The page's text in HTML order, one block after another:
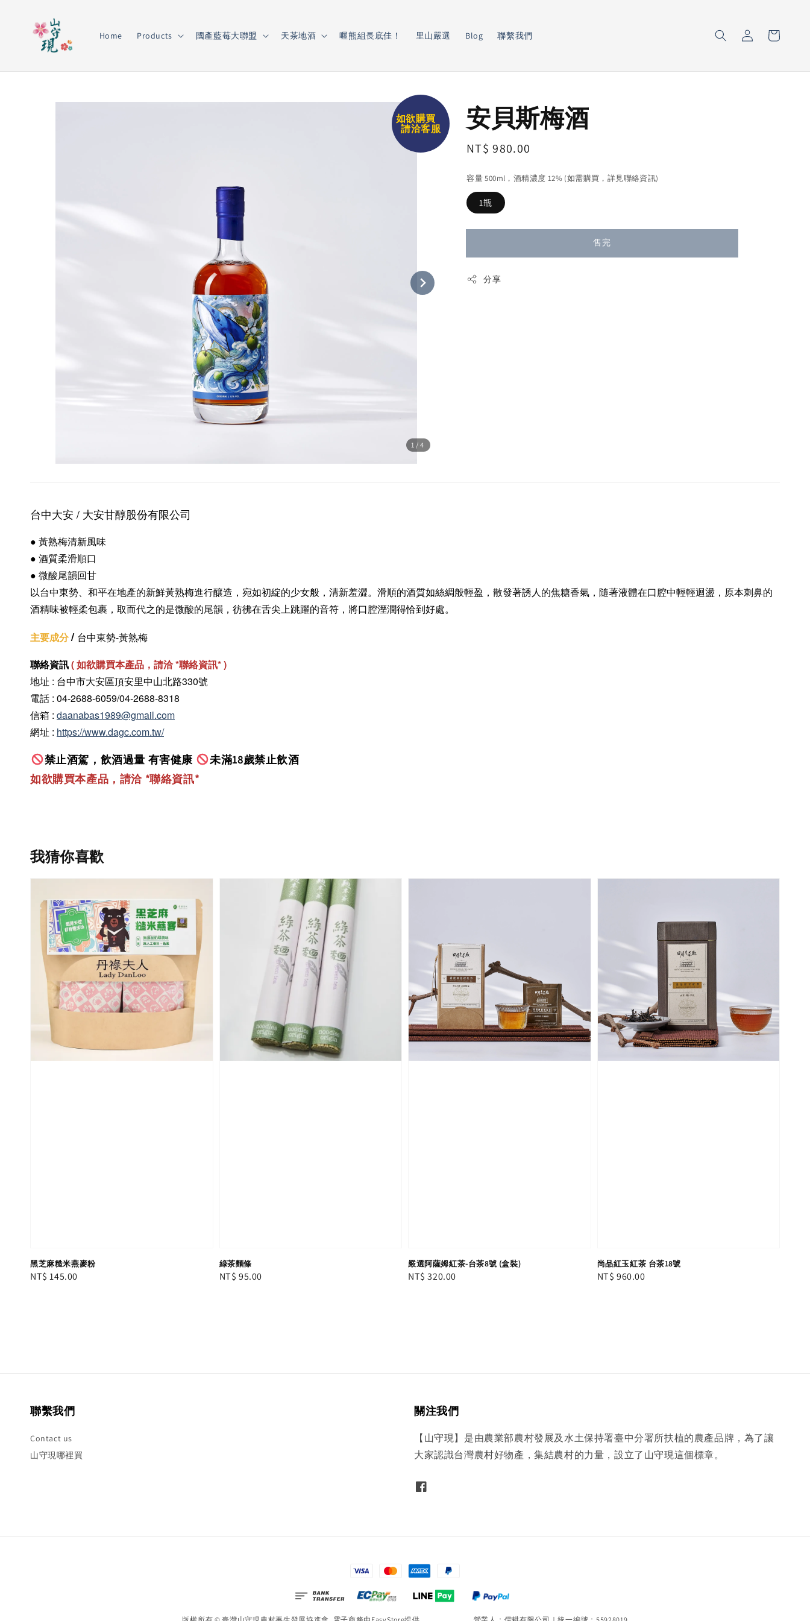
Home Products 國產藍莓大聯盟 天茶地酒 喔熊組長底佳！ 里山嚴選 Blog 聯繫我們
1 /4
如欲購買
請洽客服
安貝斯梅酒
Regular
NT$ 980.00
容量 500ml，酒精濃度 12% (如需購買，詳見聯絡資訊)
1瓶
售完
分享
台中大安 / 大安甘醇股份有限公司
● 黃熟梅清新風味
● 酒質柔滑順口
● 微酸尾韻回甘
以台中東勢、和平在地產的新鮮黃熟梅進行釀造，宛如初綻的少女般，清新羞澀。滑順的酒質如絲綢般輕盈，散發著誘人的焦糖香氣，隨著液體在口腔中輕輕迴盪，原本刺鼻的
酒精味被輕柔包裹，取而代之的是微酸的尾韻，彷彿在舌尖上跳躍的音符，將口腔溼潤得恰到好處。
主要成分/ 台中東勢-黃熟梅
聯絡資訊(如欲購買本產品，請洽 *聯絡資訊* )
地址 : 台中市大安區頂安里中山北路330號
電話 : 04-2688-6059/04-2688-8318
信箱 : daanabas1989@gmail.com
網址 : https://www.dagc.com.tw/
禁止酒駕，飲酒過量 有害健康
未滿18歲禁止飲酒
如欲購買本產品，請洽 *聯絡資訊*
我猜你喜歡
黑芝麻糙米燕麥粉
Regular
NT$ 145.00
綠茶麵條
Regular
NT$ 95.00
嚴選阿薩姆紅茶-台茶8號 (盒裝)
Regular
NT$ 320.00
尚品紅玉紅茶 台茶18號
Regular
NT$ 960.00
聯繫我們
Contact us
山守現哪裡買
關注我們
【山守現】是由農業部農村發展及水土保持署臺中分署所扶植的農產品牌，為了讓
大家認識台灣農村好物產，集結農村的力量，設立了山守現這個標章。